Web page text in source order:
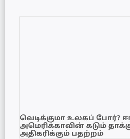
வெடிக்குமா உலகப் போர்?
அமெரிக்காவின் கடும்
அதிகரிக்கும் பதற்றம்